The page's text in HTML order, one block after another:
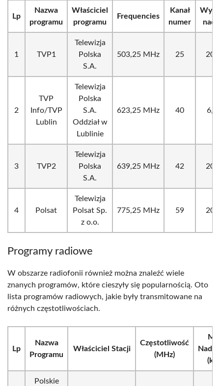
Lp
Nazwa
programu
Właściciel
programu
Frequencies
Kanał
numer
1 TVP1
Telewizja
Polska
S.A.
503,25 MHz 25
2
TVP
Info/TVP
Lublin
Telewizja
Polska
S.A.
Oddział w
Lublinie
623,25 MHz 40 6,4
3 TVP2
Telewizja
Polska
S.A.
639,25 MHz 42
4 Polsat
Telewizja
Polsat Sp.
z o.o.
775,25 MHz 59
Programy radiowe
W obszarze radiofonii również można znaleźć wiele
znanych programów, które cieszyły się popularnością. Oto
lista programów radiowych, jakie były transmitowane na
różnych częstotliwościach.
Lp
Nazwa
Programu
Właściciel Stacji
Częstotliwość
(MHz)
Polskie